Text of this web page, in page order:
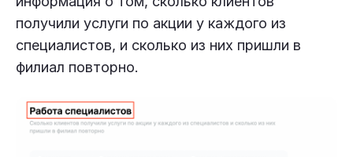
получили услуги по акции у каждого из
специалистов, и сколько из них пришли в
филиал повторно.